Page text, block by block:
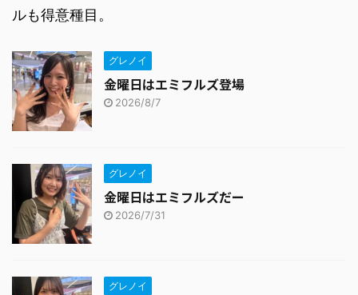
ルも得意種目。
グレノイ
金曜日はエミフルズ登場
2026/8/7
グレノイ
金曜日はエミフルズだー
2026/7/31
グレノイ